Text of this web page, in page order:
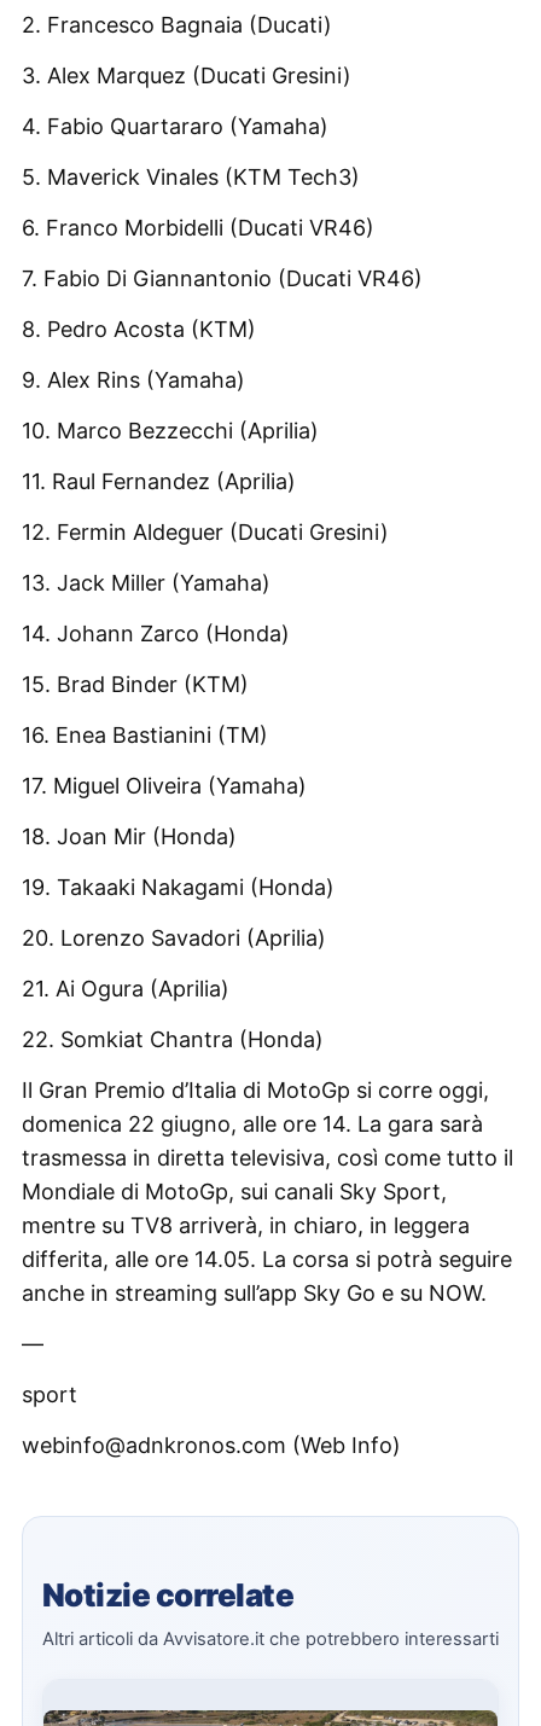
2. Francesco Bagnaia (Ducati)
3. Alex Marquez (Ducati Gresini)
4. Fabio Quartararo (Yamaha)
5. Maverick Vinales (KTM Tech3)
6. Franco Morbidelli (Ducati VR46)
7. Fabio Di Giannantonio (Ducati VR46)
8. Pedro Acosta (KTM)
9. Alex Rins (Yamaha)
10. Marco Bezzecchi (Aprilia)
11. Raul Fernandez (Aprilia)
12. Fermin Aldeguer (Ducati Gresini)
13. Jack Miller (Yamaha)
14. Johann Zarco (Honda)
15. Brad Binder (KTM)
16. Enea Bastianini (TM)
17. Miguel Oliveira (Yamaha)
18. Joan Mir (Honda)
19. Takaaki Nakagami (Honda)
20. Lorenzo Savadori (Aprilia)
21. Ai Ogura (Aprilia)
22. Somkiat Chantra (Honda)
Il Gran Premio d’Italia di MotoGp si corre oggi,
domenica 22 giugno, alle ore 14. La gara sarà
trasmessa in diretta televisiva, così come tutto il
Mondiale di MotoGp, sui canali Sky Sport,
mentre su TV8 arriverà, in chiaro, in leggera
differita, alle ore 14.05. La corsa si potrà seguire
anche in streaming sull’app Sky Go e su NOW.
—
sport
webinfo@adnkronos.com (Web Info)
Notizie correlate
Altri articoli da Avvisatore.it che potrebbero interessarti